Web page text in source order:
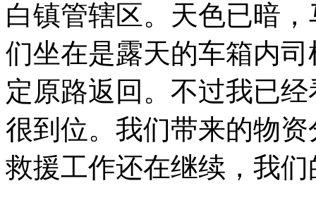
白镇管辖区。天色已暗
们坐在是露天的车箱内
定原路返回。不过我已
很到位。我们带来的物
救援工作还在继续，我